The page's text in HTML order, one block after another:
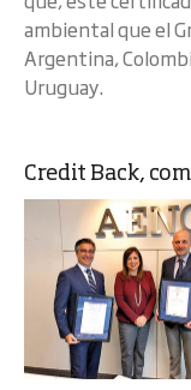
ambiental que el
Argentina,
Uruguay.
Credit Back,